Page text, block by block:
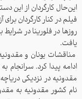
این‌حال کارگردان از این
فیلم در کنار کارگردان
روزها در فلورینا در
یافت.
مناقشات یونان و
ادامه پیدا کرد. سرانجام
نام کشور مقدونیه به